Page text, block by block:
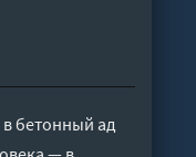
бетонный ад